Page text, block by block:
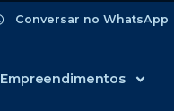
Conversar no WhatsApp
Empreendimentos